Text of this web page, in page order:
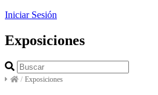
Iniciar Sesión
Exposiciones
/ Exposiciones